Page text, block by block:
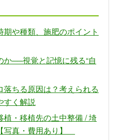
や種類、施肥のポイント
か──視覚と記憶に残る“自
ちる原因は？考えられる
すく解説
植・移植先の土中整備 / 埼
写真・費用あり】